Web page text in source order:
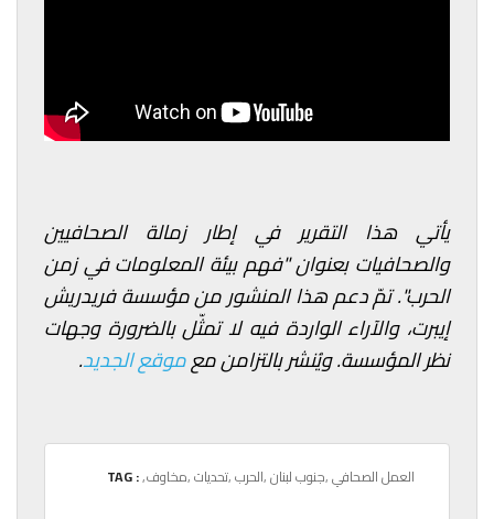
يأتي هذا التقرير في إطار زمالة الصحافيين
والصحافيات بعنوان "فهم بيئة المعلومات في زمن
الحرب". تمّ دعم هذا المنشور من مؤسسة فريدريش
إيبرت، والآراء الواردة فيه لا تمثّل بالضرورة وجهات
نظر المؤسسة. ويُنشر بالتزامن معموقع الجديد.
TAG : ,العمل الصحافي,جنوب لبنان,الحرب,تحديات,مخاوف